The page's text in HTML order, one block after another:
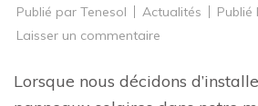
Publié par Tenesol Actualités Publié
Laisser un commentaire
une
bonne
idée
Lorsque nous décidons